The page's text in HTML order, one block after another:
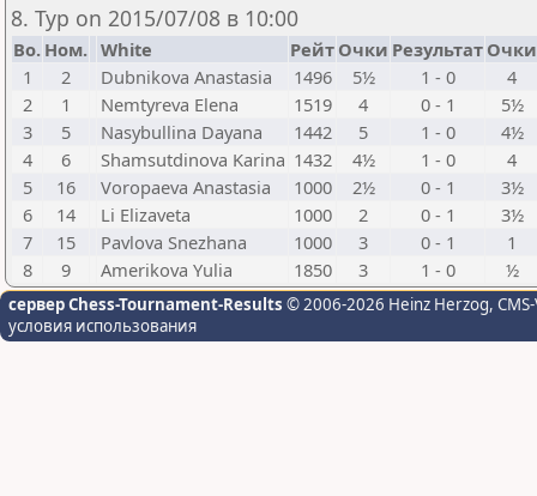
8. Тур on 2015/07/08 в 10:00
Bo. Ном. White Рейт Очки Результат Очки
1
2 Dubnikova Anastasia 1496 5½ 1 - 0
4
2
1 Nemtyreva Elena 1519 4 0 - 1
5½
3
5 Nasybullina Dayana 1442 5 1 - 0
4½
4
6 Shamsutdinova Karina 1432 4½ 1 - 0
4
5
16 Voropaeva Anastasia 1000 2½ 0 - 1
3½
6
14 Li Elizaveta 1000 2 0 - 1
3½
7
15 Pavlova Snezhana 1000 3 0 - 1
1
8
9 Amerikova Yulia 1850 3 1 - 0 ½
сервер Chess-Tournament-Results © 2006-2026 Heinz Herzog,
условия использования